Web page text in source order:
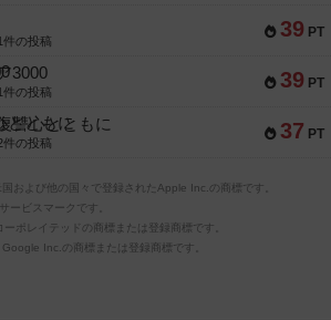
39 PT
件の投稿
39 PT
3000
件の投稿
37 PT
讐心とともに
件の投稿
および他の国々で登録されたApple Inc.の商標です。
ービスマークです。
ポレイテッドの商標または登録商標です。
Inc.の商標または登録商標です。